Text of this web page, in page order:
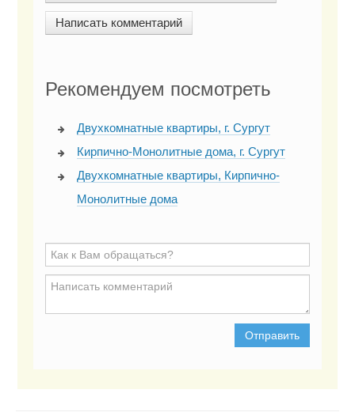
Написать комментарий
Рекомендуем посмотреть
Двухкомнатные квартиры, г. Сургут
Кирпично-Монолитные дома, г. Сургут
Двухкомнатные квартиры, Кирпично-
Монолитные дома
Отправить